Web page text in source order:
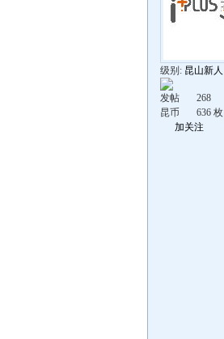
级别: 昆山新人
发帖
268
昆币
636 枚
加关注